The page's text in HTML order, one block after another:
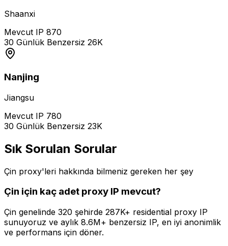
Shaanxi
Mevcut IP 870
30 Günlük Benzersiz 26K
Nanjing
Jiangsu
Mevcut IP 780
30 Günlük Benzersiz 23K
Sık Sorulan Sorular
Çin proxy'leri hakkında bilmeniz gereken her şey
Çin için kaç adet proxy IP mevcut?
Çin genelinde 320 şehirde 287K+ residential proxy IP
sunuyoruz ve aylık 8.6M+ benzersiz IP, en iyi anonimlik
ve performans için döner.